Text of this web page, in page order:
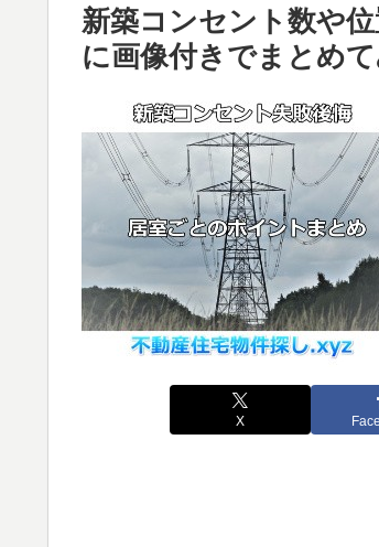
新築コンセント数や
に画像付きでまとめて
X